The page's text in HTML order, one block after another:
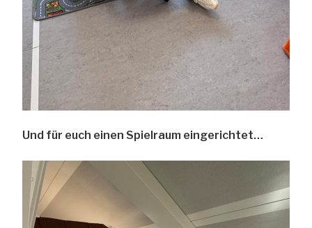
Und für euch einen Spielraum eingerichtet…